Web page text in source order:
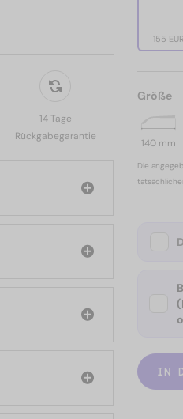
14 Tage
Rückgabegarantie
155 EUR
Größe
140 mm
Die
IN